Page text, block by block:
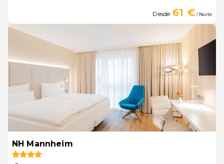
Desde 61 €/ Noite
NH Mannheim